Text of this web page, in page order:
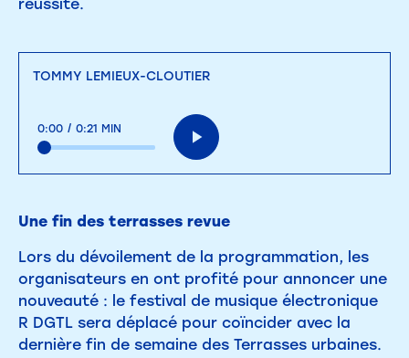
réussite.
TOMMY LEMIEUX-CLOUTIER
0:00 / 0:21 MIN
Une fin des terrasses revue
Lors du dévoilement de la programmation, les
organisateurs en ont profité pour annoncer une
nouveauté : le festival de musique électronique
R DGTL sera déplacé pour coïncider avec la
dernière fin de semaine des Terrasses urbaines.